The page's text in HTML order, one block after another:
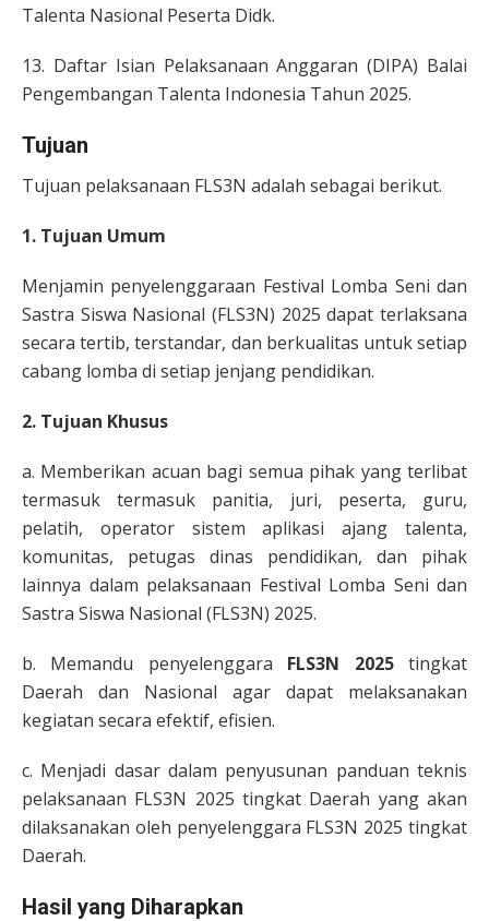
Talenta Nasional Peserta Didk.
13. Daftar Isian Pelaksanaan Anggaran (DIPA) Balai
Pengembangan Talenta Indonesia Tahun 2025.
Tujuan
Tujuan pelaksanaan FLS3N adalah sebagai berikut.
1. Tujuan Umum
Menjamin penyelenggaraan Festival Lomba Seni dan
Sastra Siswa Nasional (FLS3N) 2025 dapat terlaksana
secara tertib, terstandar, dan berkualitas untuk setiap
cabang lomba di setiap jenjang pendidikan.
2. Tujuan Khusus
a. Memberikan acuan bagi semua pihak yang terlibat
termasuk termasuk panitia, juri, peserta, guru,
pelatih, operator sistem aplikasi ajang talenta,
komunitas, petugas dinas pendidikan, dan pihak
lainnya dalam pelaksanaan Festival Lomba Seni dan
Sastra Siswa Nasional (FLS3N) 2025.
b. Memandu penyelenggara FLS3N 2025tingkat
Daerah dan Nasional agar dapat melaksanakan
kegiatan secara efektif, efisien.
c. Menjadi dasar dalam penyusunan panduan teknis
pelaksanaan FLS3N 2025 tingkat Daerah yang akan
dilaksanakan oleh penyelenggara FLS3N 2025 tingkat
Daerah.
Hasil yang Diharapkan